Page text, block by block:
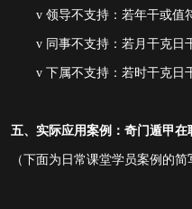
v 领导不支持：若年干或值
v 同事不支持：若月干克日
v 下属不支持：若时干克日
五、 实际应用案例：奇门遁甲
（下面为日常课堂学员案例的简